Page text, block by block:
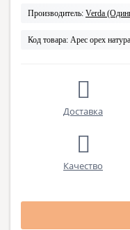
Производитель: Verda
Код товара: Арес орех
Доставка
Качество